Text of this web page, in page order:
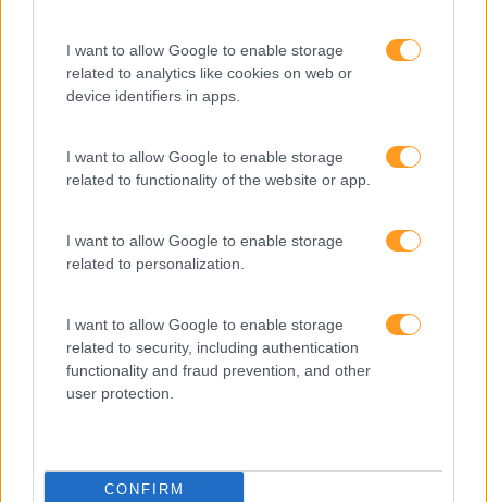
I want to allow Google to enable storage
related to analytics like cookies on web or
device identifiers in apps.
I want to allow Google to enable storage
related to functionality of the website or app.
I want to allow Google to enable storage
related to personalization.
I want to allow Google to enable storage
related to security, including authentication
functionality and fraud prevention, and other
user protection.
CONFIRM
Formações ajustadas